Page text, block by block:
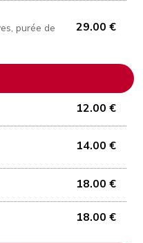
purée de
29.00 €
12.00 €
14.00 €
18.00 €
18.00 €